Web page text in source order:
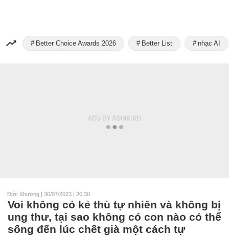
Better Choice Awards 2026 Better List nhạc AI
Đức Khương | 30/07/2023 | 20:30
Voi không có kẻ thù tự nhiên và không bị
ung thư, tại sao không có con nào có thể
sống đến lúc chết già một cách tự